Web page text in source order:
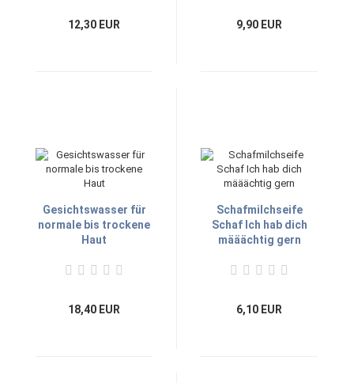
12,30 EUR 9,90 EUR
Gesichtswasser für
normale bis trockene
Haut
18,40 EUR
Schafmilchseife
Schaf Ich hab dich
määächtig gern
6,10 EUR